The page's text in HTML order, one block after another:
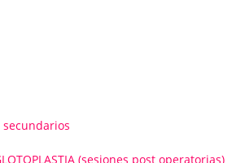
secundarios
(sesiones post operatorias)